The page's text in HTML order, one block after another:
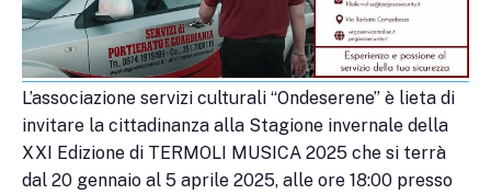
L’associazione servizi culturali “Ondeserene” è lieta di
invitare la cittadinanza alla Stagione invernale della
XXI Edizione di TERMOLI MUSICA 2025 che si terrà
dal 20 gennaio al 5 aprile 2025, alle ore 18:00 presso